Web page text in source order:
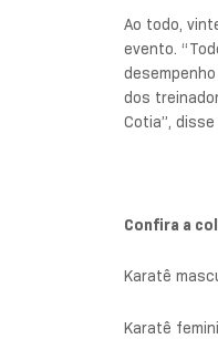
Ao todo,
evento.
dos
Cotia”,
Confira a
Karatê
Karatê